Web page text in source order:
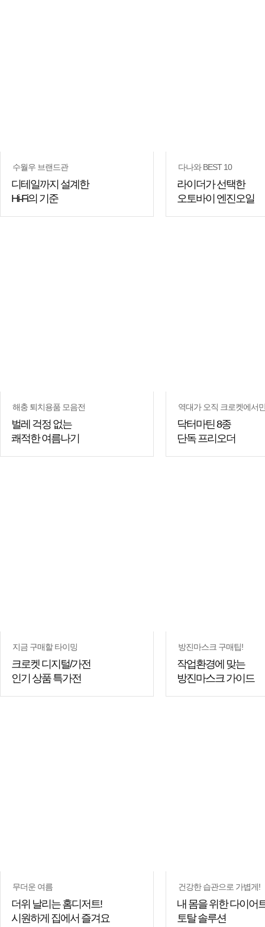
수월우 브랜드관
디테일까지 설계한
Hi-Fi의 기준
다나와 BEST 10
라이더가 선택한
오토바이 엔진오일
해충 퇴치용품 모음전
벌레 걱정 없는
쾌적한 여름나기
역대가 오직 크로켓에서
닥터마틴 8종
단독 프리오더
지금 구매할 타이밍
크로켓 디지털/가전
인기 상품 특가전
방진마스크 구매팁!
작업환경에 맞는
방진마스크 가이드
무더운 여름
더위 날리는 홈디저트!
시원하게 집에서 즐겨요
건강한 습관으로 가볍게!
내 몸을 위한 다이어
토탈 솔루션